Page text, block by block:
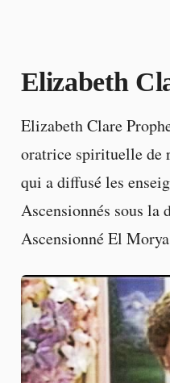
Elizabeth
Elizabeth Clare
oratrice spirituelle de
qui a diffusé les
Ascensionnés sous
Ascensionné El